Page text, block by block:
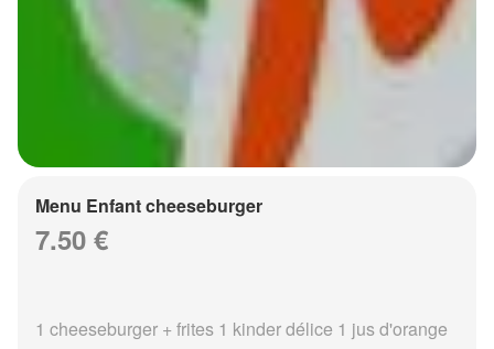
Menu Enfant cheeseburger
7.50 €
1 cheeseburger + frites 1 kinder délice 1 jus d'orange